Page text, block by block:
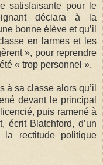
satisfaisante pour le
déclara à la
bonne élève et qu’il
en larmes et les
», pour reprendre
« trop personnel ».
à sa classe alors qu’il
devant le principal
puis ramené à
écrit Blatchford, d’un
rectitude politique